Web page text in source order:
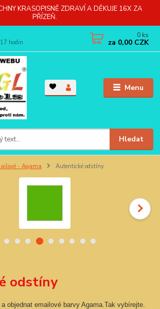
KRASOPISNĚ ZDRAVÍ A DĚKUJE 16X ZA
PŘÍZEŇ.
Menu
Hledat
hodin
0 ks
za 0,00 CZK
- Agama Autentické odstíny
odstíny
objednat emailové barvy Agama.Tak vybírejte.